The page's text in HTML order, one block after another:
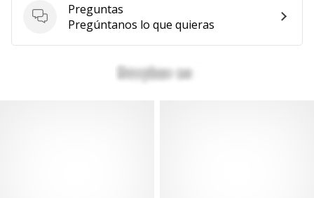
Preguntas
Preguntas
Pregúntanos lo que quieras